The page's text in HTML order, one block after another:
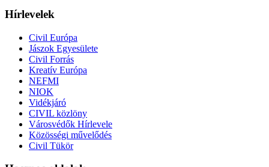
Hírlevelek
Civil Európa
Jászok Egyesülete
Civil Forrás
Kreatív Európa
NEFMI
NIOK
Vidékjáró
CIVIL közlöny
Városvédők Hírlevele
Közösségi művelődés
Civil Tükör